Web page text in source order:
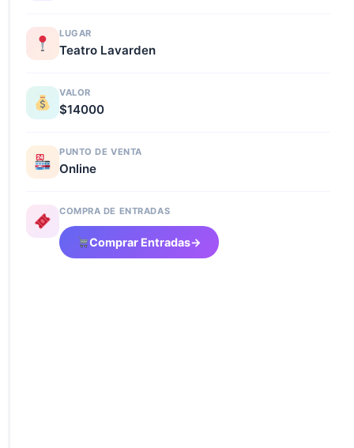
LUGAR
Teatro Lavarden
VALOR
$14000
PUNTO DE VENTA
Online
COMPRA DE ENTRADAS
Comprar Entradas→